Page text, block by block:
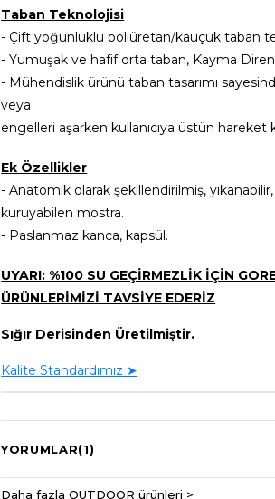
Taban Teknolojisi
- Çift yoğunluklu poliüretan/kauçuk taban
- Yumuşak ve hafif orta taban, Kayma
- Mühendislik ürünü taban tasarımı
veya
engelleri aşarken kullanıcıya üstün
Ek Özellikler
- Anatomik olarak şekillendirilmiş,
kuruyabilen mostra.
- Paslanmaz kanca, kapsül.
UYARI: %100 SU GEÇİRMEZLİK İÇİN
ÜRÜNLERİMİZİ TAVSİYE EDERİZ
Sığır Derisinden Üretilmiştir.
Kalite Standardımız ➤
YORUMLAR(1)
Daha fazla OUTDOOR ürünleri >